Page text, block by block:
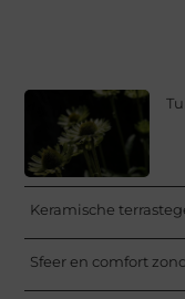
Keramische
Sfeer en comfort